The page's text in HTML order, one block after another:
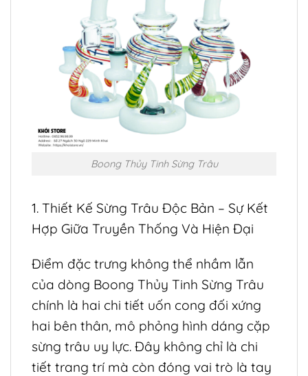
Boong Thủy Tinh Sừng Trâu
1. Thiết Kế Sừng Trâu Độc Bản – Sự Kết
Hợp Giữa Truyền Thống Và Hiện Đại
Điểm đặc trưng không thể nhầm lẫn
của dòng Boong Thủy Tinh Sừng Trâu
chính là hai chi tiết uốn cong đối xứng
hai bên thân, mô phỏng hình dáng cặp
sừng trâu uy lực. Đây không chỉ là chi
tiết trang trí mà còn đóng vai trò là tay